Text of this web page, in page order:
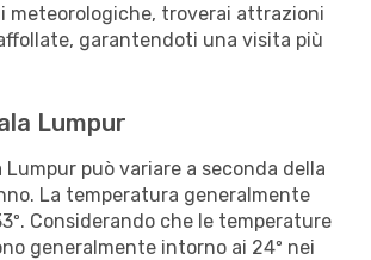
meteorologiche, troverai attrazioni
garantendoti una visita più
Lumpur
Lumpur può variare a seconda della
La temperatura generalmente
Considerando che le temperature
generalmente intorno ai 24º nei